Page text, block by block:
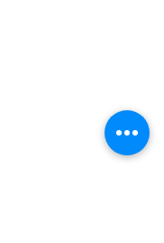
Política da loja Política